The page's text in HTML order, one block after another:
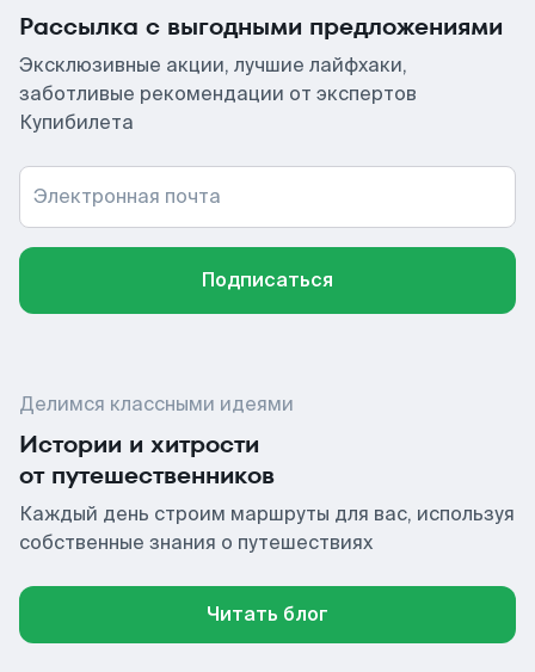
Рассылка с выгодными предложениями
Эксклюзивные акции, лучшие лайфхаки,
заботливые рекомендации от экспертов
Купибилета
Электронная почта
Подписаться
Делимся классными идеями
Истории и хитрости
от путешественников
Каждый день строим маршруты для вас, используя
собственные знания о путешествиях
Читать блог